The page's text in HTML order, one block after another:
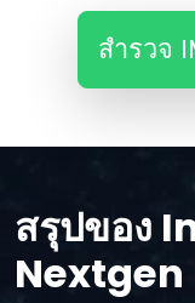
สํารวจ
สรุปของ
Nextgen